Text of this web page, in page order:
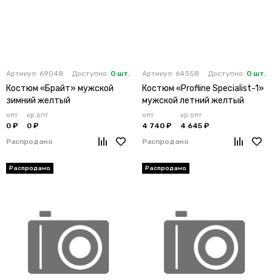
Артикул: 69048 Доступно: 0 шт.
Костюм «Брайт» мужской
зимний желтый
опт
0 ₽
кр.опт
0 ₽
Распродано
Артикул: 64358 Доступно: 0 шт.
Костюм «Profline Specialist-1»
мужской летний желтый
опт
4 740 ₽
кр.опт
4 645 ₽
Распродано